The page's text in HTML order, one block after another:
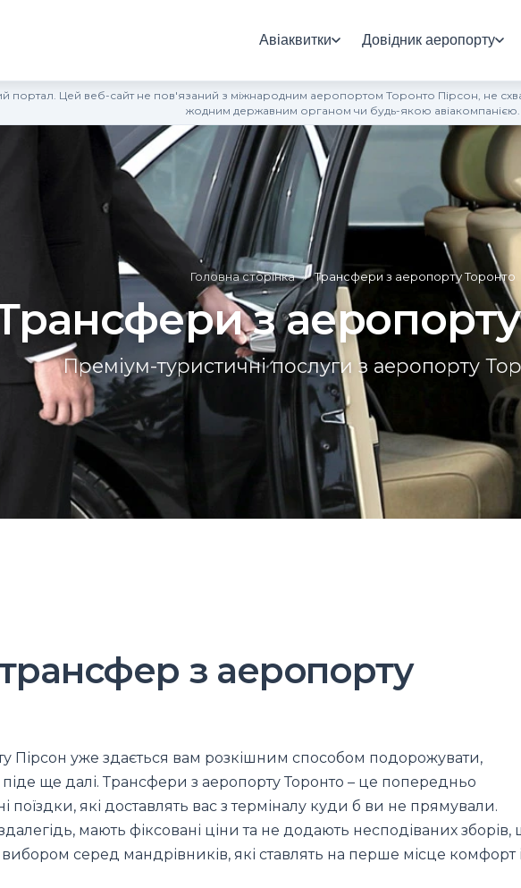
Авіаквитки Довідник аеропорту
портал. Цей веб-сайт не пов'язаний з міжнародним аеропортом Торонто Пірсон, не
жодним державним органом чи будь-якою авіакомпанією.
Головна сторінка » Трансфери з аеропорту Торонто
з
Преміум-туристичні послуги з аеропорту
з аеропорту
Пірсон уже здається вам розкішним способом подорожувати,
ще далі. Трансфери з аеропорту Торонто – це попередньо
поїздки, які доставлять вас з терміналу куди б ви не прямували.
мають фіксовані ціни та не додають несподіваних зборів,
серед мандрівників, які ставлять на перше місце комфорт і